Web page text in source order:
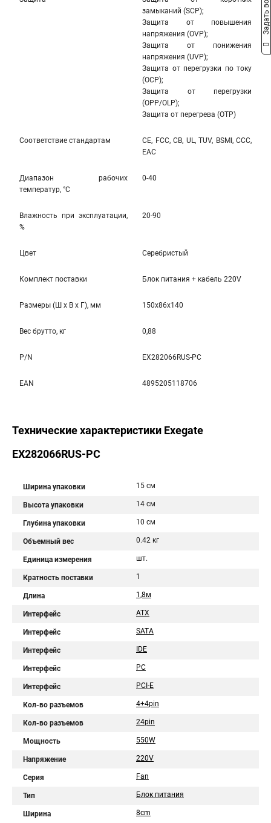
замыканий (SCP);
Защита от повышения
напряжения (OVP);
Защита от понижения
напряжения (UVP);
Защита от перегрузки по току
(OCP);
Защита от перегрузки
(OPP/OLP);
Защита от перегрева (OTP)
Соответствие стандартам
CE, FCC, CB, UL, TUV, BSMI, CCC,
EAC
Диапазон рабочих
температур, °С
0-40
Влажность при эксплуатации,
%
20-90
Цвет Серебристый
Комплект поставки Блок питания + кабель 220V
Размеры (Ш x В x Г), мм 150x86x140
Вес брутто, кг 0,88
P/N EX282066RUS-PC
EAN 4895205118706
Технические характеристики Exegate
EX282066RUS-PC
Ширина упаковки 15 см
Высота упаковки 14 см
Глубина упаковки 10 см
Объемный вес 0.42 кг
Единица измерения шт.
Кратность поставки 1
Длина 1,8м
Интерфейс ATX
Интерфейс SATA
Интерфейс IDE
Интерфейс PC
Интерфейс PCI-E
Кол-во разъемов 4+4pin
Кол-во разъемов 24pin
Мощность 550W
Напряжение 220V
Серия Fan
Тип Блок питания
Ширина 8cm